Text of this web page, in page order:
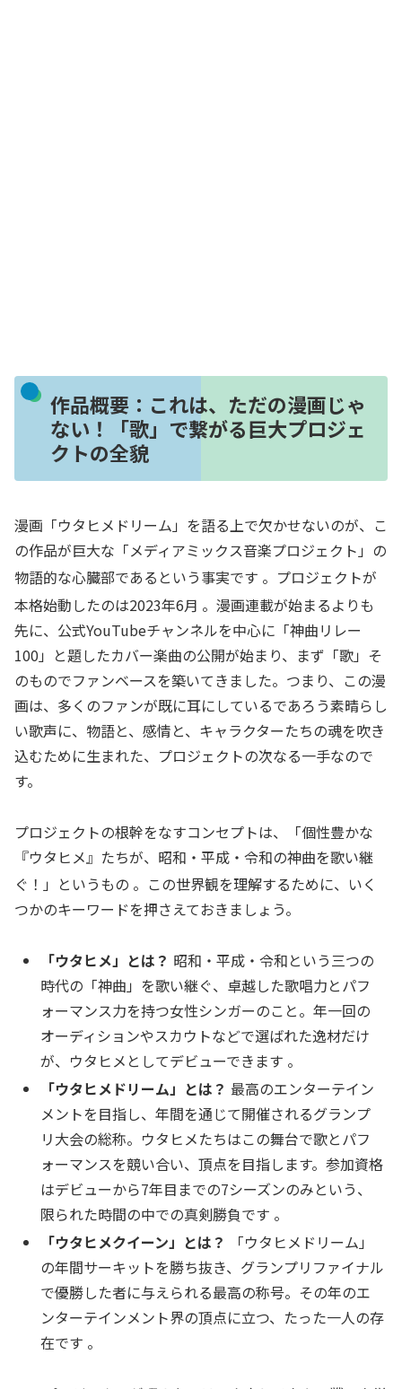
作品概要：これは、ただの漫画じゃ
ない！「歌」で繋がる巨大プロジェ
クトの全貌
漫画「ウタヒメドリーム」を語る上で欠かせないのが、こ
の作品が巨大な「メディアミックス音楽プロジェクト」の
物語的な心臓部であるという事実です 。プロジェクトが
本格始動したのは2023年6月 。漫画連載が始まるよりも
先に、公式YouTubeチャンネルを中心に「神曲リレー
100」と題したカバー楽曲の公開が始まり、まず「歌」そ
のものでファンベースを築いてきました。つまり、この漫
画は、多くのファンが既に耳にしているであろう素晴らし
い歌声に、物語と、感情と、キャラクターたちの魂を吹き
込むために生まれた、プロジェクトの次なる一手なので
す。
プロジェクトの根幹をなすコンセプトは、「個性豊かな
『ウタヒメ』たちが、昭和・平成・令和の神曲を歌い継
ぐ！」というもの 。この世界観を理解するために、いく
つかのキーワードを押さえておきましょう。
「ウタヒメ」とは？ 昭和・平成・令和という三つの
時代の「神曲」を歌い継ぐ、卓越した歌唱力とパフ
ォーマンス力を持つ女性シンガーのこと。年一回の
オーディションやスカウトなどで選ばれた逸材だけ
が、ウタヒメとしてデビューできます 。
「ウタヒメドリーム」とは？ 最高のエンターテイン
メントを目指し、年間を通じて開催されるグランプ
リ大会の総称。ウタヒメたちはこの舞台で歌とパフ
ォーマンスを競い合い、頂点を目指します。参加資格
はデビューから7年目までの7シーズンのみという、
限られた時間の中での真剣勝負です 。
「ウタヒメクイーン」とは？
「ウタヒメドリーム」
の年間サーキットを勝ち抜き、グランプリファイナル
で優勝した者に与えられる最高の称号。その年のエ
ンターテインメント界の頂点に立つ、たった一人の存
在です 。